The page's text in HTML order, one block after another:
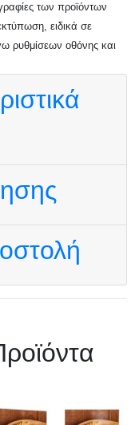
των προϊόντων
ειδικά σε
ρυθμίσεων οθόνης και